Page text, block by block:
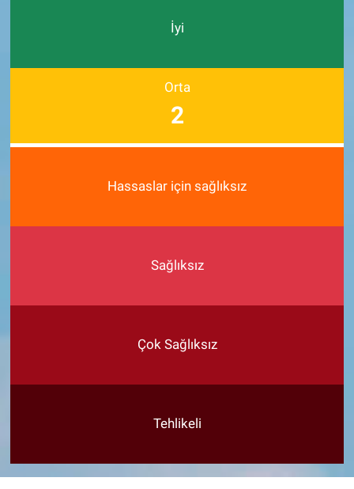
İyi
Orta
2
Hassaslar için sağlıksız
Sağlıksız
Çok Sağlıksız
Tehlikeli